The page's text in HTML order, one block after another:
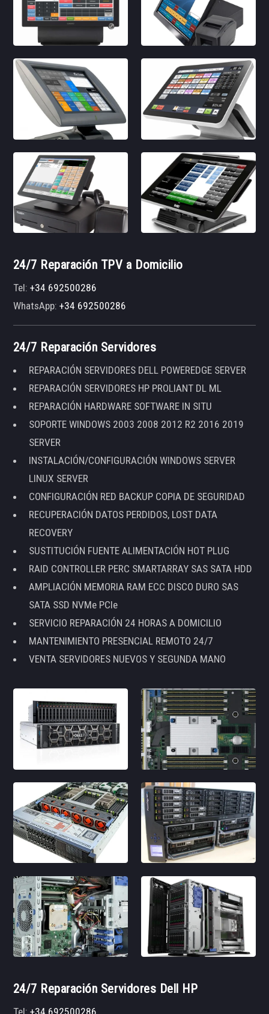
24/7 Reparación TPV a Domicilio
Tel:+34 692500286
WhatsApp:+34 692500286
24/7 Reparación Servidores
REPARACIÓN SERVIDORES DELL POWEREDGE SERVER
REPARACIÓN SERVIDORES HP PROLIANT DL ML
REPARACIÓN HARDWARE SOFTWARE IN SITU
SOPORTE WINDOWS 2003 2008 2012 R2 2016 2019
SERVER
INSTALACIÓN/CONFIGURACIÓN WINDOWS SERVER
LINUX SERVER
CONFIGURACIÓN RED BACKUP COPIA DE SEGURIDAD
RECUPERACIÓN DATOS PERDIDOS, LOST DATA
RECOVERY
SUSTITUCIÓN FUENTE ALIMENTACIÓN HOT PLUG
RAID CONTROLLER PERC SMARTARRAY SAS SATA HDD
AMPLIACIÓN MEMORIA RAM ECC DISCO DURO SAS
SATA SSD NVMe PCIe
SERVICIO REPARACIÓN 24 HORAS A DOMICILIO
MANTENIMIENTO PRESENCIAL REMOTO 24/7
VENTA SERVIDORES NUEVOS Y SEGUNDA MANO
24/7 Reparación Servidores Dell HP
Tel:+34 692500286